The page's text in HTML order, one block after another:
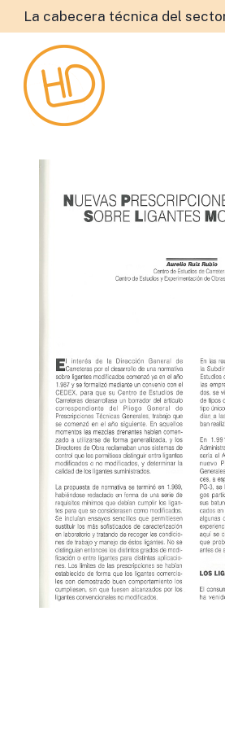
La cabecera técnica del